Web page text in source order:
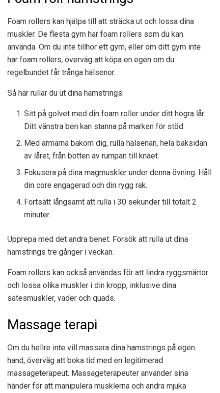
Foam rollers kan hjälpa till att sträcka ut och lossa dina
muskler. De flesta gym har foam rollers som du kan
använda. Om du inte tillhör ett gym, eller om ditt gym inte
har foam rollers, överväg att köpa en egen om du
regelbundet får trånga hälsenor.
Så här rullar du ut dina hamstrings:
Sitt på golvet med din foam roller under ditt högra lår.
Ditt vänstra ben kan stanna på marken för stöd.
Med armarna bakom dig, rulla hälsenan, hela baksidan
av låret, från botten av rumpan till knäet.
Fokusera på dina magmuskler under denna övning. Håll
din core engagerad och din rygg rak.
Fortsätt långsamt att rulla i 30 sekunder till totalt 2
minuter.
Upprepa med det andra benet. Försök att rulla ut dina
hamstrings tre gånger i veckan.
Foam rollers kan också användas för att lindra ryggsmärtor
och lossa olika muskler i din kropp, inklusive dina
sätesmuskler, vader och quads.
Massage terapi
Om du hellre inte vill massera dina hamstrings på egen
hand, överväg att boka tid med en legitimerad
massageterapeut. Massageterapeuter använder sina
händer för att manipulera musklerna och andra mjuka